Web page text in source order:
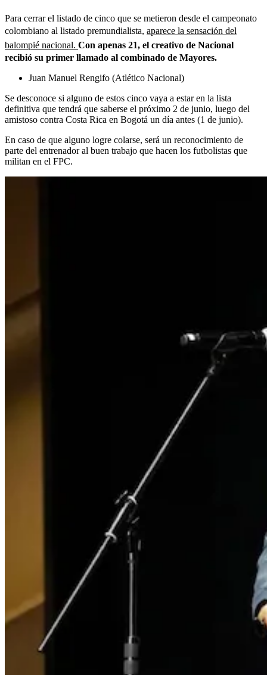
Para cerrar el listado de cinco que se metieron desde el campeonato
colombiano al listado premundialista, aparece la sensación del
balompié nacional. Con apenas 21, el creativo de Nacional
recibió su primer llamado al combinado de Mayores.
Juan Manuel Rengifo (Atlético Nacional)
Se desconoce si alguno de estos cinco vaya a estar en la lista
definitiva que tendrá que saberse el próximo 2 de junio, luego del
amistoso contra Costa Rica en Bogotá un día antes (1 de junio).
En caso de que alguno logre colarse, será un reconocimiento de
parte del entrenador al buen trabajo que hacen los futbolistas que
militan en el FPC.